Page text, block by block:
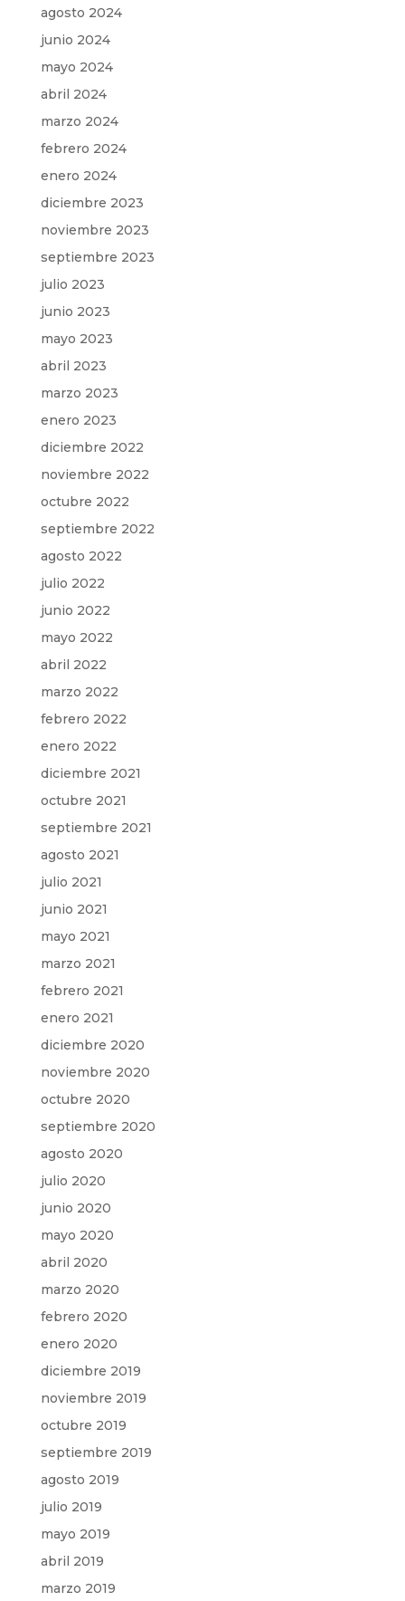
agosto 2024
junio 2024
mayo 2024
abril 2024
marzo 2024
febrero 2024
enero 2024
diciembre 2023
noviembre 2023
septiembre 2023
julio 2023
junio 2023
mayo 2023
abril 2023
marzo 2023
enero 2023
diciembre 2022
noviembre 2022
octubre 2022
septiembre 2022
agosto 2022
julio 2022
junio 2022
mayo 2022
abril 2022
marzo 2022
febrero 2022
enero 2022
diciembre 2021
octubre 2021
septiembre 2021
agosto 2021
julio 2021
junio 2021
mayo 2021
marzo 2021
febrero 2021
enero 2021
diciembre 2020
noviembre 2020
octubre 2020
septiembre 2020
agosto 2020
julio 2020
junio 2020
mayo 2020
abril 2020
marzo 2020
febrero 2020
enero 2020
diciembre 2019
noviembre 2019
octubre 2019
septiembre 2019
agosto 2019
julio 2019
mayo 2019
abril 2019
marzo 2019